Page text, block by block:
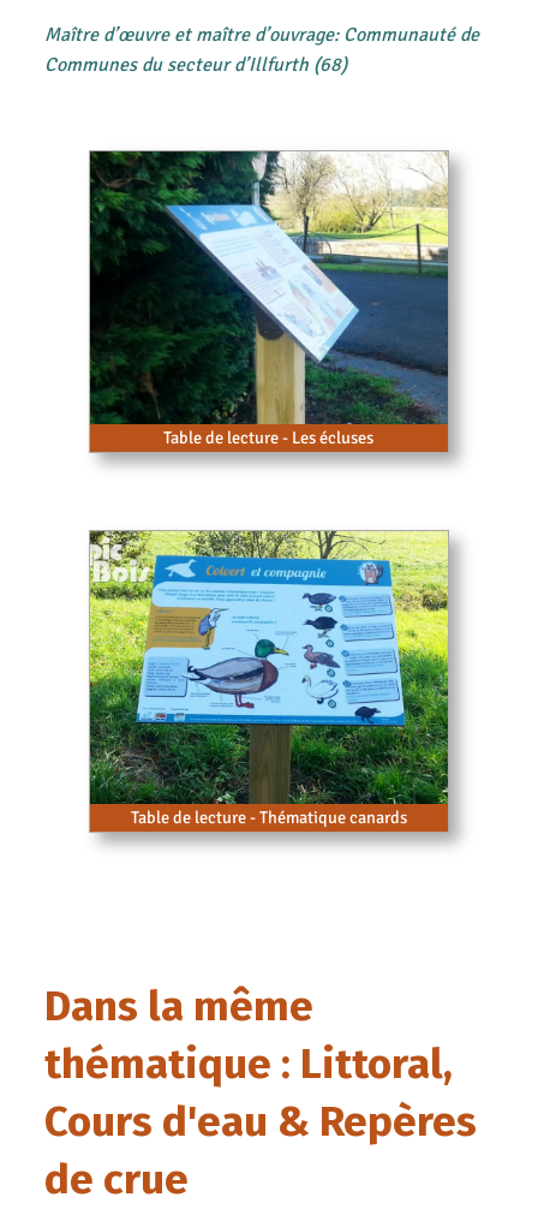
Maître d’œuvre et maître d’ouvrage: Communauté de
Communes du secteur d’Illfurth (68)
Table de lecture - Les écluses
Table de lecture - Thématique canards
Dans la même
thématique : Littoral,
Cours d'eau & Repères
de crue